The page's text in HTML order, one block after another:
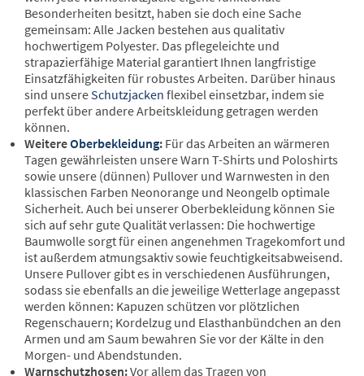
Besonderheiten besitzt, haben sie doch eine Sache
gemeinsam: Alle Jacken bestehen aus qualitativ
hochwertigem Polyester. Das pflegeleichte und
strapazierfähige Material garantiert Ihnen langfristige
Einsatzfähigkeiten für robustes Arbeiten. Darüber hinaus
sind unsereSchutzjacken flexibel einsetzbar, indem sie
perfekt über andere Arbeitskleidung getragen werden
können.
WeitereOberbekleidung: Für das Arbeiten an wärmeren
Tagen gewährleisten unsere Warn T-Shirts und Poloshirts
sowie unsere (dünnen) Pullover und Warnwesten in den
klassischen Farben Neonorange und Neongelb optimale
Sicherheit. Auch bei unserer Oberbekleidung können Sie
sich auf sehr gute Qualität verlassen: Die hochwertige
Baumwolle sorgt für einen angenehmen Tragekomfort und
ist außerdem atmungsaktiv sowie feuchtigkeitsabweisend.
Unsere Pullover gibt es in verschiedenen Ausführungen,
sodass sie ebenfalls an die jeweilige Wetterlage angepasst
werden können: Kapuzen schützen vor plötzlichen
Regenschauern; Kordelzug und Elasthanbündchen an den
Armen und am Saum bewahren Sie vor der Kälte in den
Morgen- und Abendstunden.
Warnschutzhosen:Vor allem das Tragen von